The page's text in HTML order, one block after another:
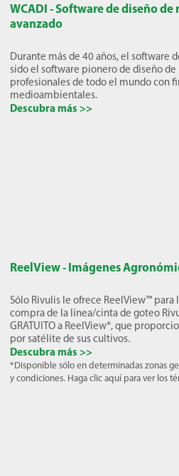
WCADI - Software de diseño
avanzado
Durante más de 40 años, el software
sido el software pionero de diseño
profesionales de todo el mundo con
medioambientales.
Descubra más >>
ReelView - Imágenes
Sólo Rivulis le ofrece ReelView™ para
compra de la línea/cinta de goteo
GRATUITO a ReelView*, que
por satélite de sus cultivos.
Descubra más >>
*Disponible sólo en determinadas zonas
y condiciones. Haga clic aquí para ver los